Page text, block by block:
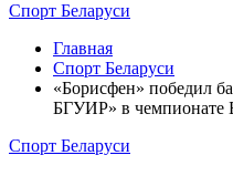
Спорт Беларуси
Главная
Спорт Беларуси
«Борисфен» победил
БГУИР» в чемпионате
Спорт Беларуси